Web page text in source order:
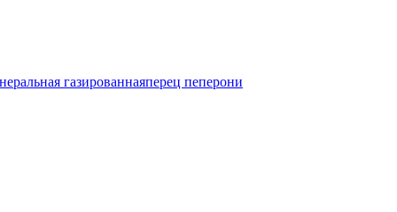
газированнаяперец пеперони